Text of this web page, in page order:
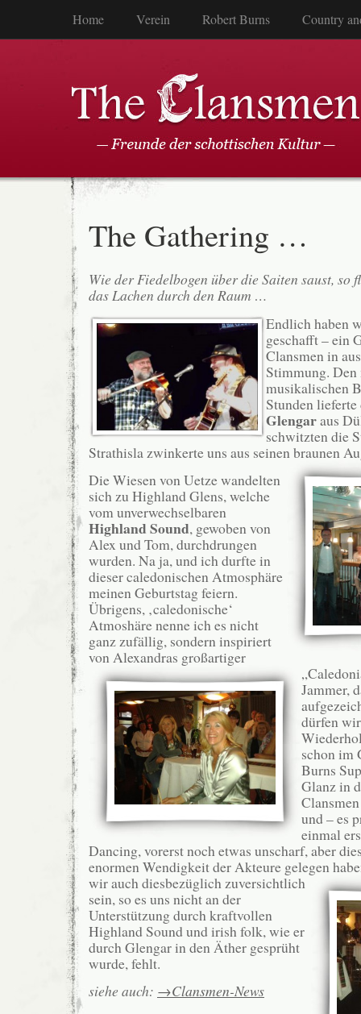
Home Verein Robert Burns Country
The Gathering …
Wie der Fiedelbogen über die Saiten saust, so
das Lachen durch den Raum …
Endlich haben
geschafft – ein
Clansmen in
Stimmung.
musikalischen
Stunden
Glengaraus
schwitzten die
Strathisla zwinkerte uns aus seinen braunen
Die Wiesen von Uetze wandelten
sich zu Highland Glens, welche
vom unverwechselbaren
Highland Sound, gewoben von
Alex und Tom, durchdrungen
wurden. Na ja, und ich durfte in
dieser caledonischen Atmosphäre
meinen Geburtstag feiern.
Übrigens, ‚caledonische‘
Atmoshäre nenne ich es nicht
ganz zufällig, sondern inspiriert
von Alexandras großartiger
Jammer,
dürfen
schon im
Burns
Glanz in
und – es
einmal
Dancing, vorerst noch etwas unscharf, aber
enormen Wendigkeit der Akteure gelegen
wir auch diesbezüglich zuversichtlich
sein, so es uns nicht an der
Unterstützung durch kraftvollen
Highland Sound und irish folk, wie er
durch Glengar in den Äther gesprüht
wurde, fehlt.
siehe auch: →Clansmen-News